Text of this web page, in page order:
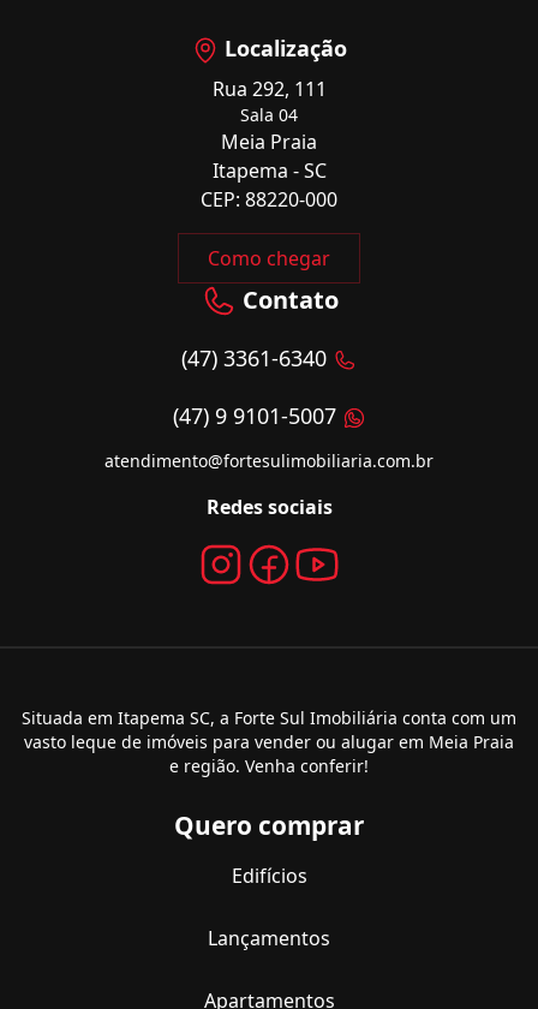
Localização
Rua 292, 111
Sala 04
Meia Praia
Itapema - SC
CEP: 88220-000
Como chegar
Contato
(47) 3361-6340
(47) 9 9101-5007
atendimento@fortesulimobiliaria.com.br
Redes sociais
Situada em Itapema SC, a Forte Sul Imobiliária conta com um
vasto leque de imóveis para vender ou alugar em Meia Praia
e região. Venha conferir!
Quero comprar
Edifícios
Lançamentos
Apartamentos